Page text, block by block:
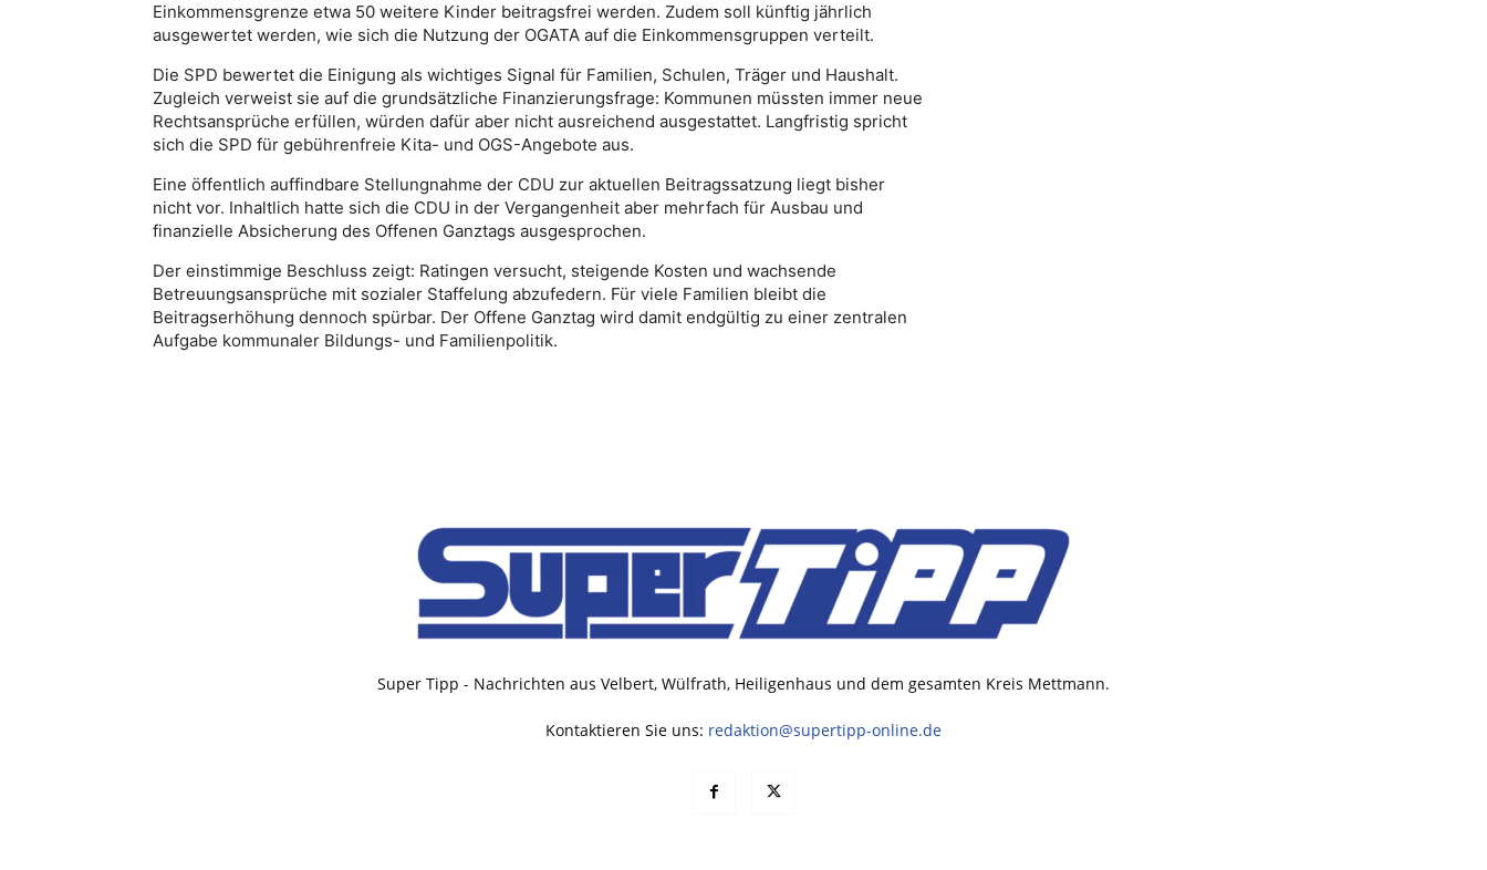
Einkommensgrenze etwa 50 weitere Kinder beitragsfrei werden. Zudem soll künftig jährlich
ausgewertet werden, wie sich die Nutzung der OGATA auf die Einkommensgruppen verteilt.
Die SPD bewertet die Einigung als wichtiges Signal für Familien, Schulen, Träger und Haushalt.
Zugleich verweist sie auf die grundsätzliche Finanzierungsfrage: Kommunen müssten immer neue
Rechtsansprüche erfüllen, würden dafür aber nicht ausreichend ausgestattet. Langfristig spricht
sich die SPD für gebührenfreie Kita- und OGS-Angebote aus.
Eine öffentlich auffindbare Stellungnahme der CDU zur aktuellen Beitragssatzung liegt bisher
nicht vor. Inhaltlich hatte sich die CDU in der Vergangenheit aber mehrfach für Ausbau und
finanzielle Absicherung des Offenen Ganztags ausgesprochen.
Der einstimmige Beschluss zeigt: Ratingen versucht, steigende Kosten und wachsende
Betreuungsansprüche mit sozialer Staffelung abzufedern. Für viele Familien bleibt die
Beitragserhöhung dennoch spürbar. Der Offene Ganztag wird damit endgültig zu einer zentralen
Aufgabe kommunaler Bildungs- und Familienpolitik.
Super Tipp - Nachrichten aus Velbert, Wülfrath, Heiligenhaus und dem gesamten Kreis Mettmann.
Kontaktieren Sie uns: redaktion@supertipp-online.de